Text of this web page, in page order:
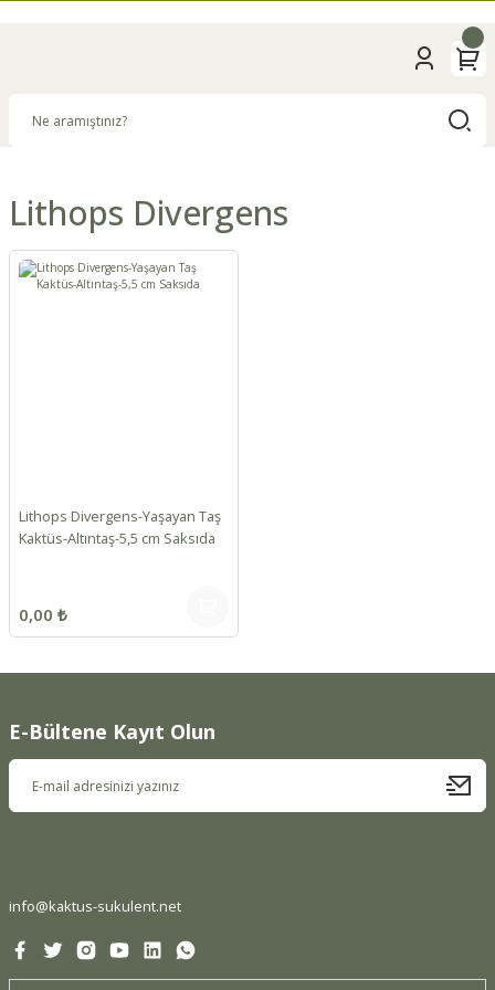
Lithops Divergens
Lithops Divergens-Yaşayan Taş
Kaktüs-Altıntaş-5,5 cm Saksıda
0,00 ₺
E-Bültene Kayıt Olun
info@kaktus-sukulent.net